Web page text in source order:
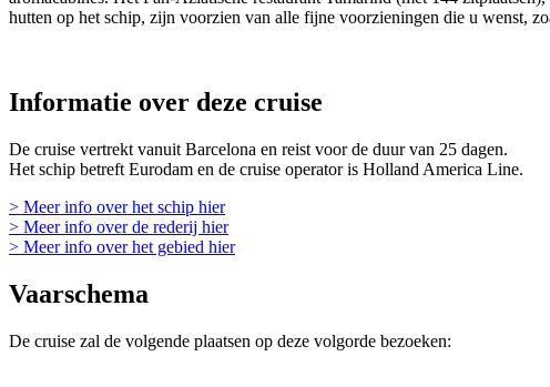
hutten op het schip, zijn voorzien van alle fijne voorzieningen die u wenst,
Informatie over deze cruise
De cruise vertrekt vanuit Barcelona en reist voor de duur van 25 dagen.
Het schip betreft Eurodam en de cruise operator is Holland America Line.
> Meer info over het schip hier
> Meer info over de rederij hier
> Meer info over het gebied hier
Vaarschema
De cruise zal de volgende plaatsen op deze volgorde bezoeken: